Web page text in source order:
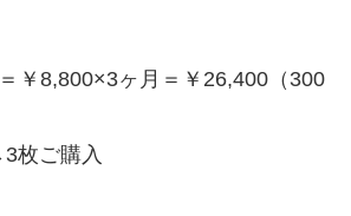
￥8,800×3ヶ月＝￥26,400（300
枚ご購入